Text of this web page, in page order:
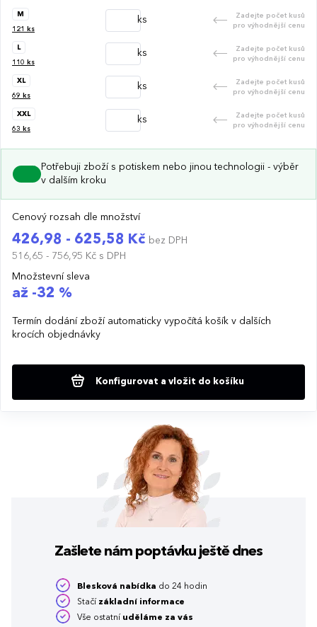
M
121 ks
ks
Zadejte počet kusů
pro výhodnější cenu
L
110 ks
ks
Zadejte počet kusů
pro výhodnější cenu
XL
69 ks
ks
Zadejte počet kusů
pro výhodnější cenu
XXL
63 ks
ks
Zadejte počet kusů
pro výhodnější cenu
Potřebuji zboží s potiskem nebo jinou technologii - výběr
v dalším kroku
Cenový rozsah dle množství
426,98 - 625,58 Kč bez DPH
516,65 - 756,95 Kč s DPH
Množstevní sleva
až -32 %
Termín dodání zboží automaticky vypočítá košík v dalších
krocích objednávky
Konfigurovat a vložit do košíku
Zašlete nám poptávku ještě dnes
Blesková nabídka do 24 hodin
Stačí základní informace
Vše ostatní uděláme za vás